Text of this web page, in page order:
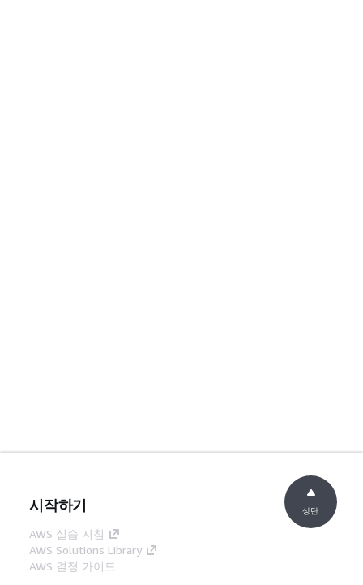
시작하기
AWS 실습 지침
AWS Solutions Library
AWS 결정 가이드
상단